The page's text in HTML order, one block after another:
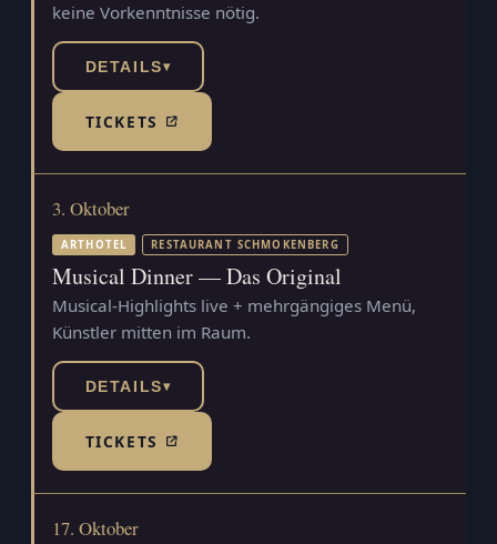
keine Vorkenntnisse nötig.
DETAILS▾
TICKETS(TICKETSHOP, ÖFFNET IN NEUEM TAB)
3. Oktober
ARTHOTEL RESTAURANT SCHMOKENBERG
Musical Dinner — Das Original
Musical-Highlights live + mehrgängiges Menü,
Künstler mitten im Raum.
DETAILS▾
TICKETS(TICKETSHOP, ÖFFNET IN NEUEM TAB)
17. Oktober